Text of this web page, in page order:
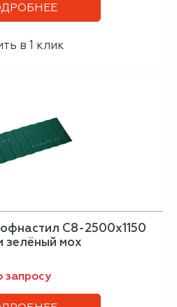
в 1 клик
С8-2500х1150
зелёный мох
запросу